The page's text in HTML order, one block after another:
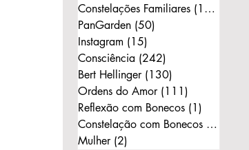
Constelações Familiares (168)
PanGarden (50)
Instagram (15)
Consciência (242)
Bert Hellinger (130)
Ordens do Amor (111)
Reflexão com Bonecos (1)
Constelação com Bonecos (11)
Mulher (2)